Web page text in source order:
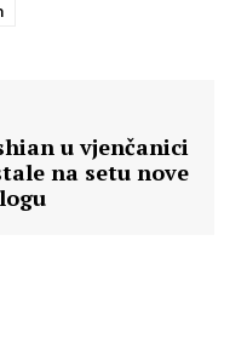
u vjenčanici
na setu nove